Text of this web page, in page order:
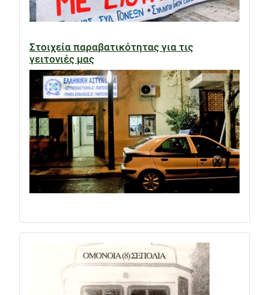
Στοιχεία παραβατικότητας για τις
γειτονιές μας